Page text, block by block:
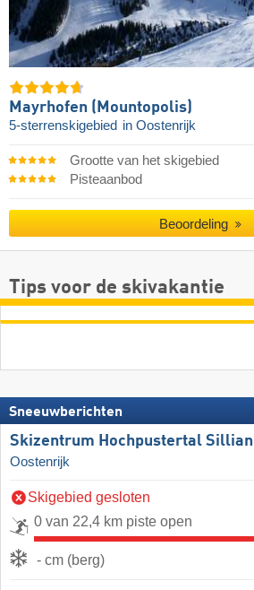
Mayrhofen (Mountopolis)
5-sterrenskigebied in Oostenrijk
Grootte van het skigebied
Pisteaanbod
Beoordeling
Tips voor de skivakantie
Sneeuwberichten
Skizentrum Hochpustertal Sillian
Oostenrijk
Skigebied gesloten
0 van 22,4 km piste open
- cm (berg)